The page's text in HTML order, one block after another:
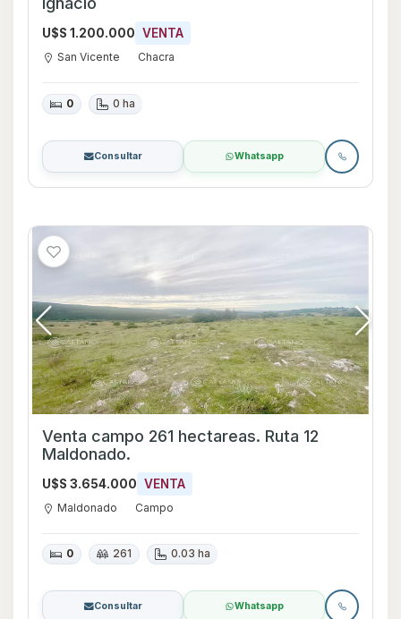
U$S 1.200.000 VENTA
San Vicente Chacra
0 0 ha
Consultar Whatsapp
Venta campo 261 hectareas. Ruta 12
Maldonado.
U$S 3.654.000 VENTA
Maldonado Campo
0 261 0.03 ha
Consultar Whatsapp